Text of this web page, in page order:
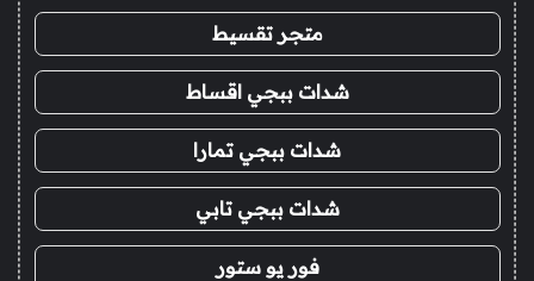
متجر تقسيط
شدات ببجي اقساط
شدات ببجي تمارا
شدات ببجي تابي
فور يو ستور